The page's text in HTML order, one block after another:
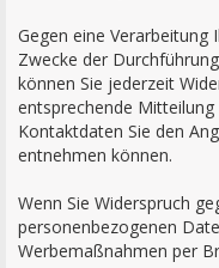
Gegen eine
Zwecke der
können Sie jederzeit
entsprechende
Kontaktdaten Sie den
entnehmen können.
Wenn Sie Widerspruch
personenbezogenen
Werbemaßnahmen per